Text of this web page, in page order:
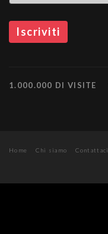
1.000.000 DI VISITE
Home Chi siamo Contattaci